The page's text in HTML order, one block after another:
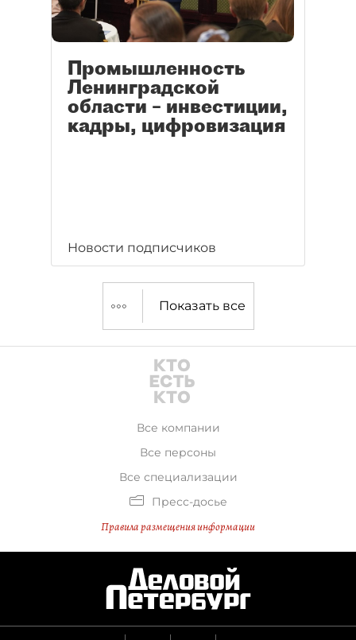
Промышленность
Ленинградской
области – инвестиции,
кадры, цифровизация
Новости подписчиков
Показать все
Все компании
Все персоны
Все специализации
Пресс-досье
Правила размещения информации